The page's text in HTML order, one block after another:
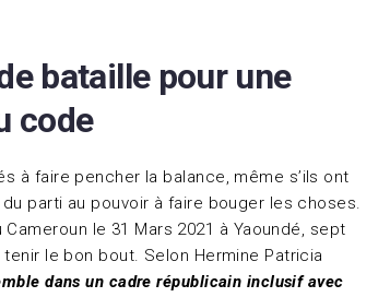
bataille pour une
code
à faire pencher la balance, même s’ils ont
parti au pouvoir à faire bouger les choses.
le 31 Mars 2021 à Yaoundé, sept
le bon bout. Selon Hermine Patricia
dans un cadre républicain inclusif avec